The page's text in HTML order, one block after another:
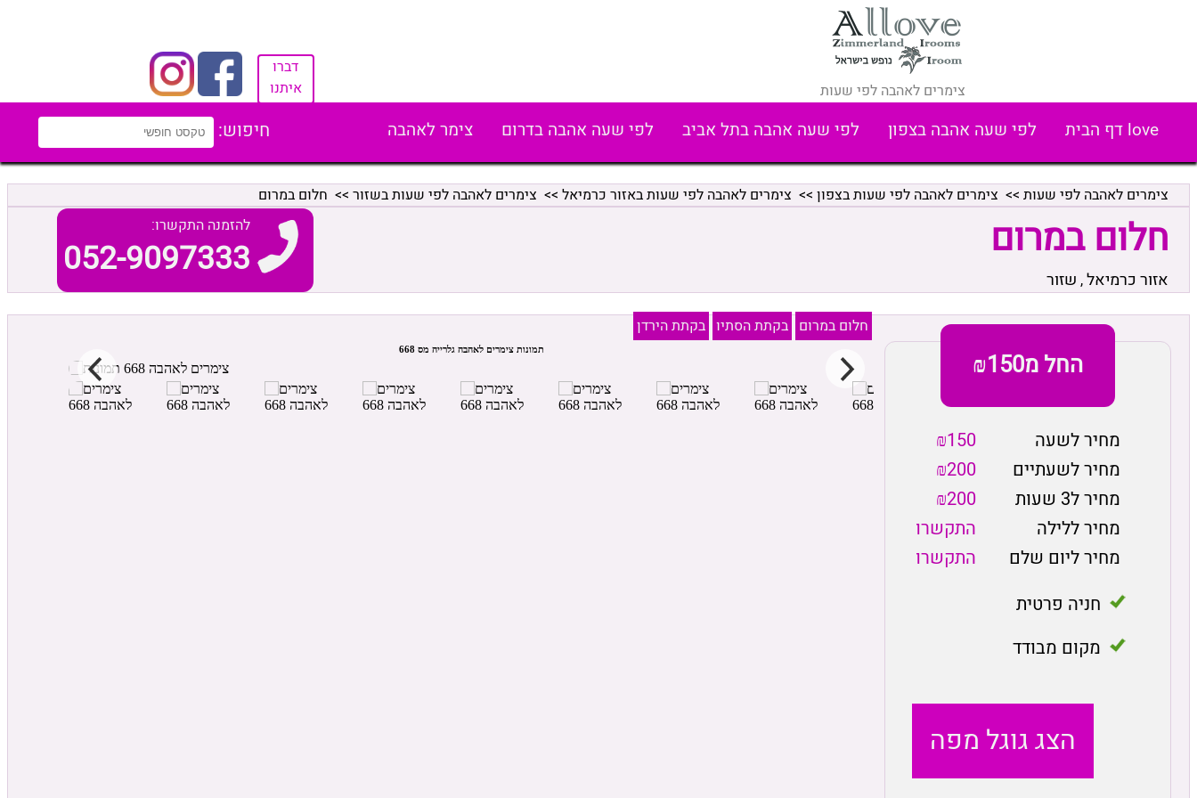
צימרים לאהבה לפי שעות
דברו
איתנו
love דף הבית לפי שעה אהבה בצפון לפי שעה אהבה בתל אביב לפי שעה אהבה בדרום צימר לאהבה חיפוש:
צימרים לאהבה לפי שעות >> צימרים לאהבה לפי שעות בצפון >> צימרים לאהבה לפי שעות באזור כרמיאל >> צימרים לאהבה לפי שעות בשזור >> חלום במרום
חלום במרום
אזור כרמיאל, שזור
להזמנה התקשרו:
052-9097333
החל מ₪150
מחיר לשעה
₪150
מחיר לשעתיים
₪200
מחיר ל3 שעות
₪200
מחיר ללילה
התקשרו
מחיר ליום שלם
התקשרו
חניה פרטית
מקום מבודד
הצג גוגל מפה
חלום במרום בקתת הסתיו בקתת הירדן